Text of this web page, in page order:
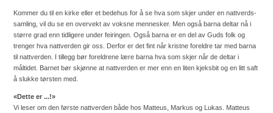
Kommer du til en kirke eller et bedehus for å se hva som skjer under en nattverds-
samling, vil du se en overvekt av voksne mennesker. Men også barna deltar nå i
større grad enn tidligere under feiringen. Også barna er en del av Guds folk og
trenger hva nattverden gir oss. Derfor er det fint når kristne foreldre tar med barna
til nattverden. I tillegg bør foreldrene lære barna hva som skjer når de deltar i
måltidet. Barnet bør skjønne at nattverden er mer enn en liten kjeksbit og en litt saft
å slukke tørsten med.
«Dette er ...!»
Vi leser om den første nattverden både hos Matteus, Markus og Lukas. Matteus